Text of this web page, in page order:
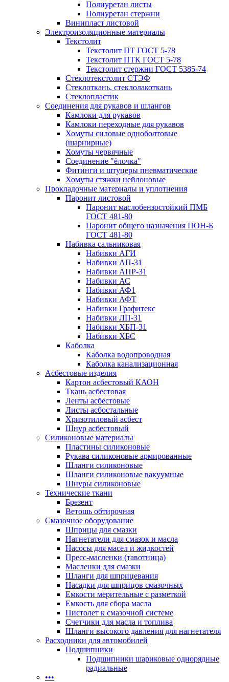
Полиуретан листы
Полиуретан стержни
Винипласт листовой
Электроизоляционные материалы
Текстолит
Текстолит ПТ ГОСТ 5-78
Текстолит ПТК ГОСТ 5-78
Текстолит стержни ГОСТ 5385-74
Стеклотекстолит СТЭФ
Стеклоткань, стеклолакоткань
Стеклопластик
Соединения для рукавов и шлангов
Камлоки для рукавов
Камлоки переходные для рукавов
Хомуты силовые одноболтовые
(шарнирные)
Хомуты червячные
Соединение "ёлочка"
Фитинги и штуцеры пневматические
Хомуты стяжки нейлоновые
Прокладочные материалы и уплотнения
Паронит листовой
Паронит маслобензостойкий ПМБ
ГОСТ 481-80
Паронит общего назначения ПОН-Б
ГОСТ 481-80
Набивка сальниковая
Набивки АГИ
Набивки АП-31
Набивки АПР-31
Набивки АС
Набивки АФ1
Набивки АФТ
Набивки Графитекс
Набивки ЛП-31
Набивки ХБП-31
Набивки ХБС
Каболка
Каболка водопроводная
Каболка канализационная
Асбестовые изделия
Картон асбестовый КАОН
Ткань асбестовая
Ленты асбестовые
Листы асбостальные
Хризотиловый асбеcт
Шнур асбестовый
Силиконовые материалы
Пластины силиконовые
Рукава силиконовые армированные
Шланги силиконовые
Шланги силиконовые вакуумные
Шнуры силиконовые
Технические ткани
Брезент
Ветошь обтирочная
Смазочное оборудование
Шприцы для смазки
Нагнетатели для смазок и масла
Насосы для масел и жидкостей
Пресс-масленки (тавотница)
Масленки для смазки
Шланги для шприцевания
Насадки для шприцов смазочных
Емкости мерительные с разметкой
Емкость для сбора масла
Пистолет к смазочной системе
Счетчики для масла и топлива
Шланги высокого давления для нагнетателя
Расходники для автомобилей
Подшипники
Подшипники шариковые однорядные
радиальные
•••